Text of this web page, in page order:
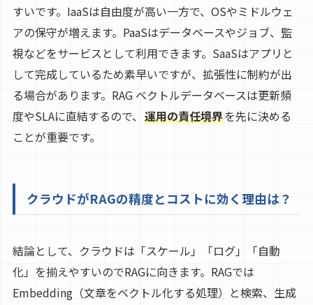
すいです。IaaSは自由度が高い一方で、OSやミドルウェ
アの保守が増えます。PaaSはデータベースやジョブ、監
視などをサービスとして利用できます。SaaSはアプリと
して完成しているため素早いですが、拡張性に制約が出
る場合があります。RAG ベクトルデータベースは更新頻
度やSLAに直結するので、 運用の責任境界を先に決める
ことが重要です。
クラウドがRAGの精度とコストに効く理由は？
結論として、クラウドは「スケール」「ログ」「自動
化」を揃えやすいのでRAGに向きます。RAGでは
Embedding（文章をベクトル化する処理）と検索、生成